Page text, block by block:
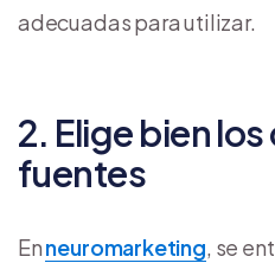
adecuadas para utilizar.
2. Elige bien
fuentes
Enneuromarketing, se